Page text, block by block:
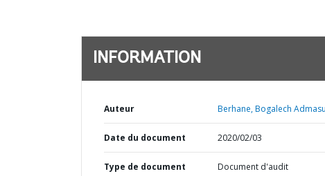
INFORMATION
Auteur Berhane, Bogalech
Date du document 2020/02/03
Type de document Document d'audit